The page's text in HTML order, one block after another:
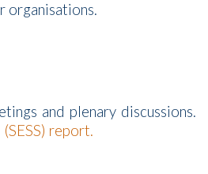
organisations.
and plenary discussions.
report.